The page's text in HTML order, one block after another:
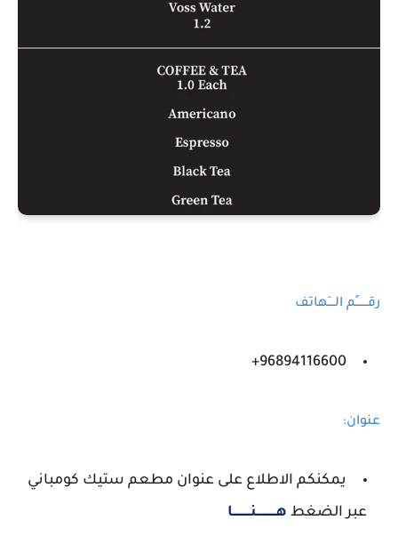
رقـــــــًم الــــَهاتف
96894116600+
عنوان:
يمكنكم الاطلاع على عنوان مطعم ستيك كومباني
عبر الضغط هـــــــــــنــــــــــا